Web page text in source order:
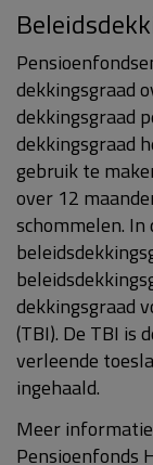
dekkingsgraad
dekkingsgraad
dekkingsgraad
gebruik te
over 12
schommelen. In
dekkingsgraad
(TBI). De TBI is
verleende
ingehaald.
Meer
Pensioenfonds